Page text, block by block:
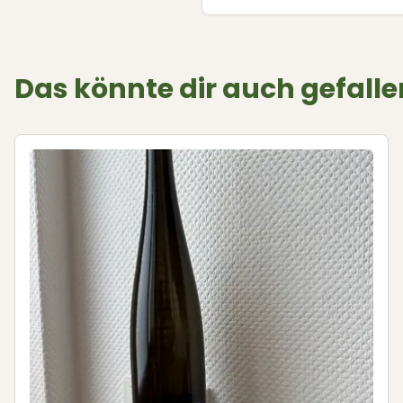
Das könnte dir auch